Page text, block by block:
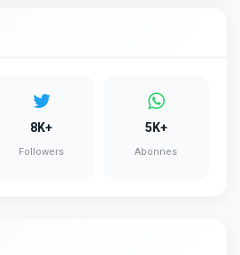
8K+
Followers
5K+
Abonnes